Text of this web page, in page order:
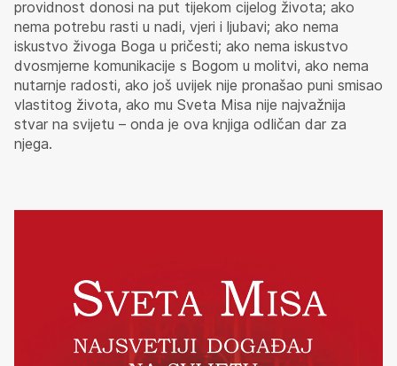
providnost donosi na put tijekom cijelog života; ako
nema potrebu rasti u nadi, vjeri i ljubavi; ako nema
iskustvo živoga Boga u pričesti; ako nema iskustvo
dvosmjerne komunikacije s Bogom u molitvi, ako nema
nutarnje radosti, ako još uvijek nije pronašao puni smisao
vlastitog života, ako mu Sveta Misa nije najvažnija
stvar na svijetu – onda je ova knjiga odličan dar za
njega.